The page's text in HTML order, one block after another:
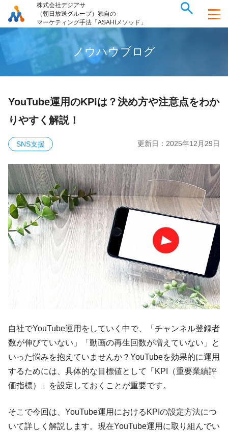
株式会社デジアサ
（朝日放送グループ）独自の
マーケティング手法「ASAHIメソッド」
ノウハウブロ グ
YouTube運用のKPIは？決め方や注意点をわか
りやすく解説！
SNS支援 更新日： 2025年12月29日
自社でYouTube運用をしていく中で、「チャンネル登録者
数が伸びていない」「動画の再生回数が増えていない」と
いった悩みを抱えていませんか？YouTubeを効果的に運用
するためには、具体的な目標値として「KPI（重要業績評
価指標）」を設定しておくことが重要です。
そこで今回は、YouTube運用におけるKPIの設定方法につ
いて詳しく解説します。現在YouTube運用に取り組んでい